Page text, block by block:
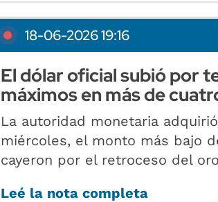
18-06-2026 19:16
El dólar oficial subió por
máximos en más de
La autoridad monetaria
miércoles, el monto más bajo
cayeron por el retroceso del
Leé la nota completa